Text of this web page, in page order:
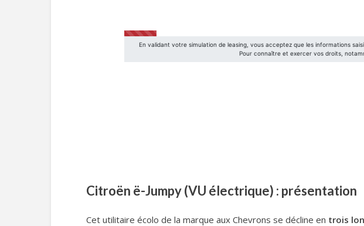
Citroën ë-Jumpy (VU électrique) : présentation
Cet utilitaire écolo de la marque aux Chevrons se décline en trois